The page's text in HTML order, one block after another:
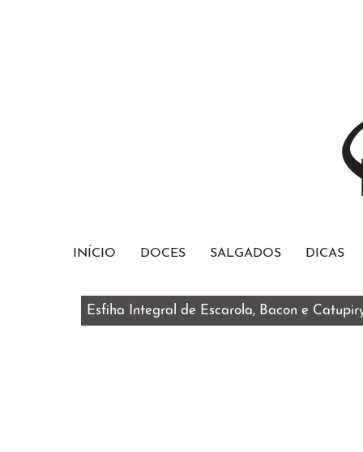
INÍCIO DOCES SALGADOS DICAS
Esfiha Integral de Escarola, Bacon e